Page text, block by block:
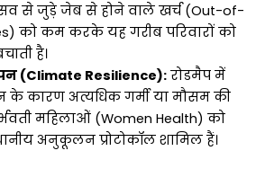
से जुड़े जेब से होने वाले खर्च (Out-of-
को कम करके यह गरीब परिवारों को
है।
(Climate Resilience):रोडमैप में
के कारण अत्यधिक गर्मी या मौसम की
महिलाओं (Women Health) को
अनुकूलन प्रोटोकॉल शामिल हैं।